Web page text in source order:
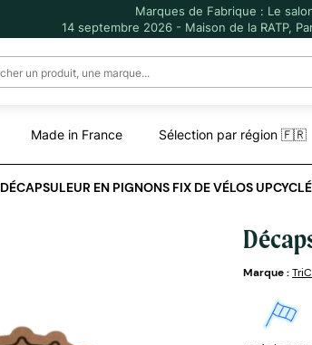
Marques de Fabrique : Le
14 septembre 2026 - Maison de la RATP,
Made in France Sélection par région 🇫🇷
DÉCAPSULEUR EN PIGNONS FIX DE VÉLOS
Marque :